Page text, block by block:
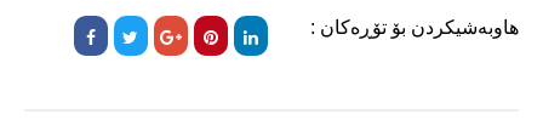
هاوبەشیکردن بۆ تۆڕەکان :